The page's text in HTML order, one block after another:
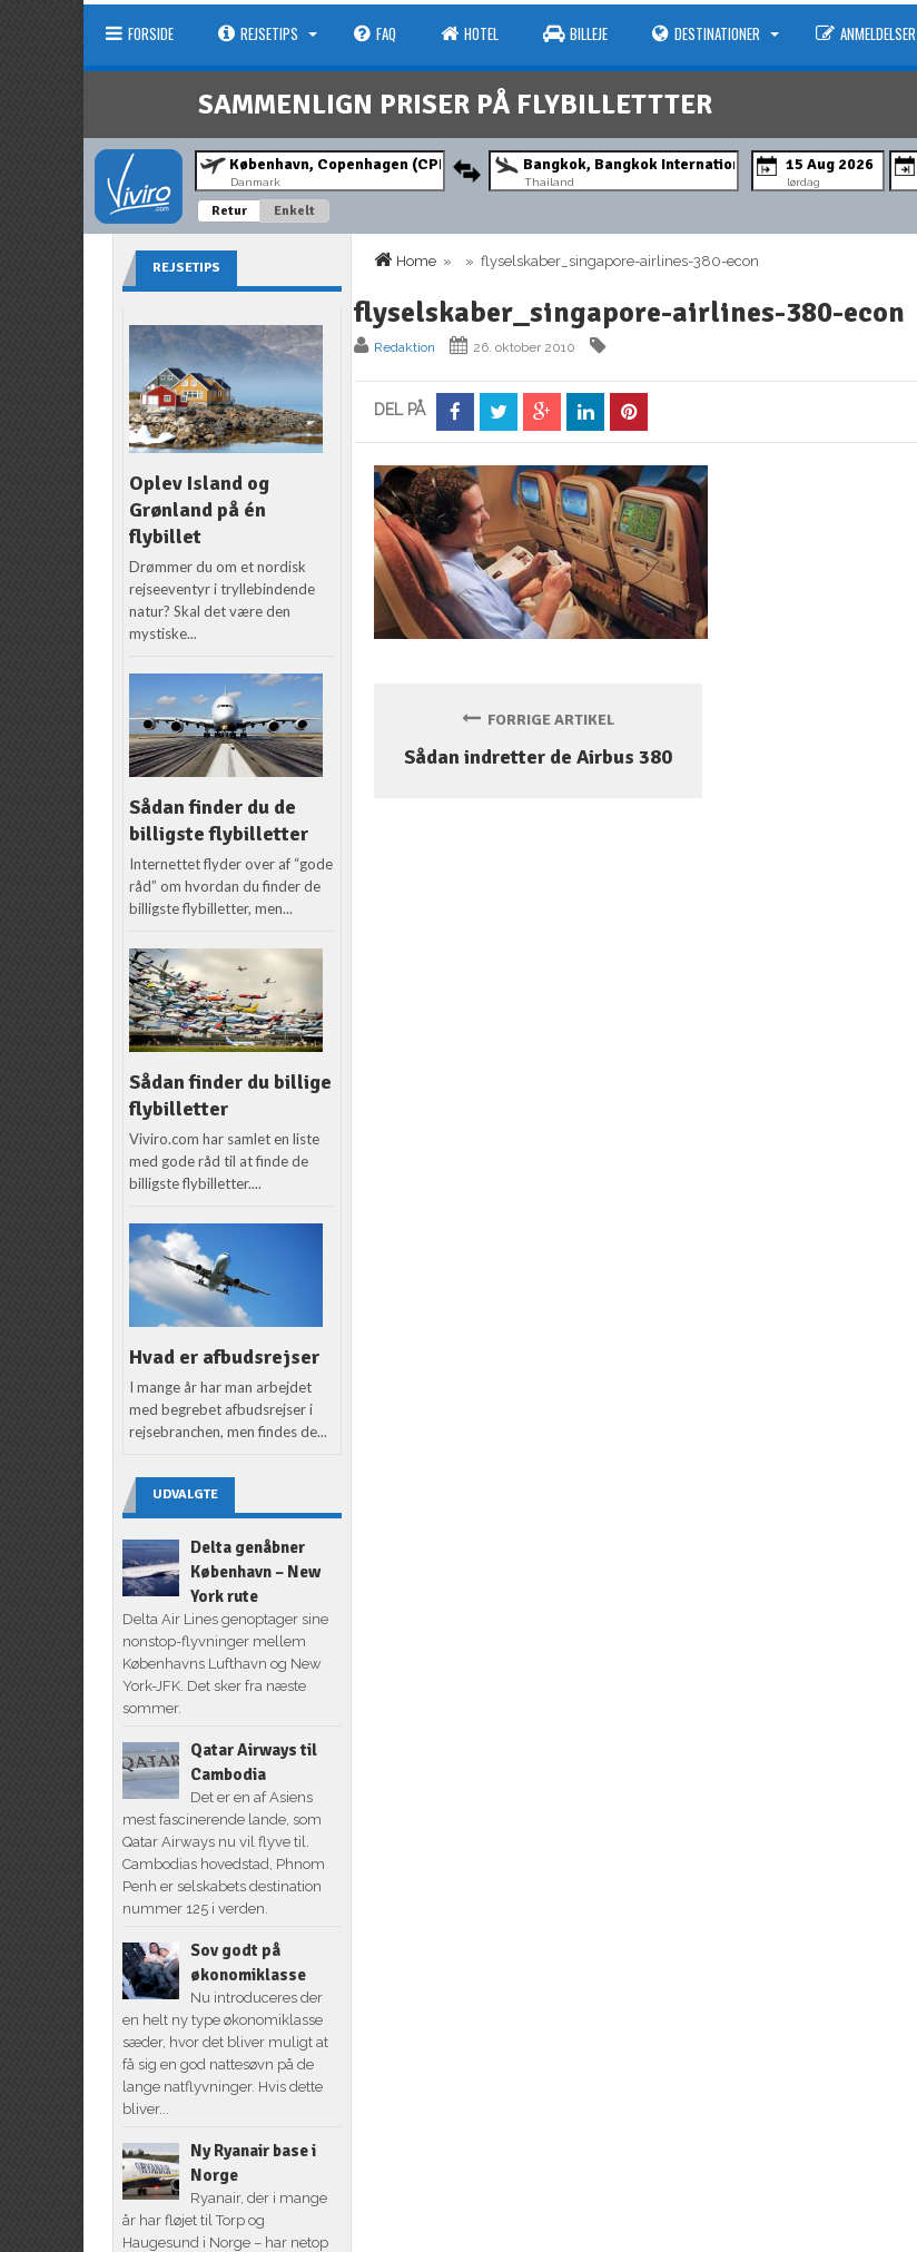
FORSIDE REJSETIPS FAQ HOTEL BILLEJE DESTINATIONER ANMELDELSER
SAMMENLIGN PRISER PÅ FLYBILLETTTER
Danmark Thailand lørdag
Retur Enkelt
Home » » flyselskaber_singapore-airlines-380-econ
flyselskaber_singapore-airlines-380-econ
Redaktion 26. oktober 2010
DEL PÅ
FORRIGE ARTIKEL
Sådan indretter de Airbus 380
REJSETIPS
Oplev Island og
Grønland på én
flybillet
Drømmer du om et nordisk
rejseeventyr i tryllebindende
natur? Skal det være den
mystiske...
Sådan finder du de
billigste flybilletter
Internettet flyder over af “gode
råd” om hvordan du finder de
billigste flybilletter, men...
Sådan finder du billige
flybilletter
Viviro.com har samlet en liste
med gode råd til at finde de
billigste flybilletter....
Hvad er afbudsrejser
I mange år har man arbejdet
med begrebet afbudsrejser i
rejsebranchen, men findes de...
UDVALGTE
Delta genåbner
København – New
York rute
Delta Air Lines genoptager sine
nonstop-flyvninger mellem
Københavns Lufthavn og New
York-JFK. Det sker fra næste
sommer.
Qatar Airways til
Cambodia
Det er en af Asiens
mest fascinerende lande, som
Qatar Airways nu vil flyve til.
Cambodias hovedstad, Phnom
Penh er selskabets destination
nummer 125 i verden.
Sov godt på
økonomiklasse
Nu introduceres der
en helt ny type økonomiklasse
sæder, hvor det bliver muligt at
få sig en god nattesøvn på de
lange natflyvninger. Hvis dette
bliver...
Ny Ryanair base i
Norge
Ryanair, der i mange
år har fløjet til Torp og
Haugesund i Norge – har netop